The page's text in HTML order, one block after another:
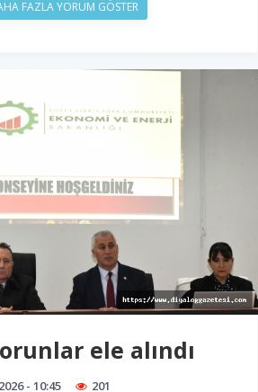
FAZLA YORUM GÖSTER
ele alındı
- 10:45 201